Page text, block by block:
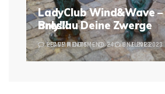
Breslau Deine Zwerge
2 COMMENTS 24. JUNE 2023
LadyClub Wind&Wave
only!!!
LEAVE A COMMENT 6. JUNE 2023